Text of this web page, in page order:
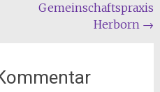
Gemeinschaftspraxis
Herborn →